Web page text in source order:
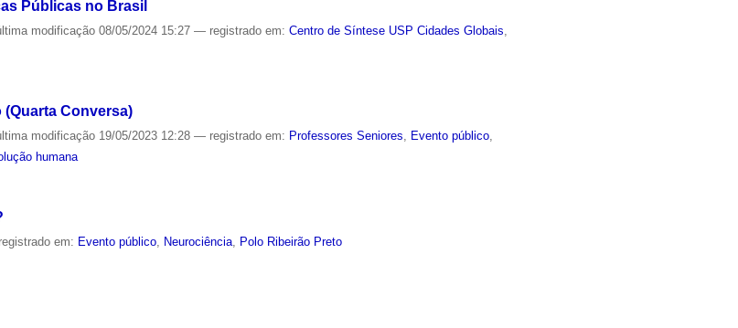
Públicas no Brasil
modificação 08/05/2024 15:27— registrado em:Centro de Síntese USP Cidades Globais
Conversa)
modificação 19/05/2023 12:28— registrado em: Professores Seniores, Evento público,
humana
em: Evento público, Neurociência, Polo Ribeirão Preto